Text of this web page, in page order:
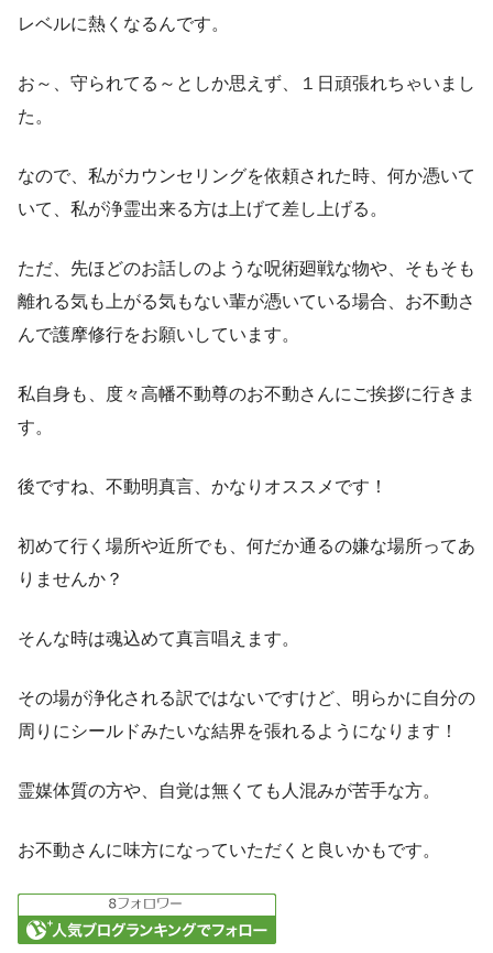
レベルに熱くなるんです。
お～、守られてる～としか思えず、１日頑張れちゃいまし
た。
なので、私がカウンセリングを依頼された時、何か憑いて
いて、私が浄霊出来る方は上げて差し上げる。
ただ、先ほどのお話しのような呪術廻戦な物や、そもそも
離れる気も上がる気もない輩が憑いている場合、お不動さ
んで護摩修行をお願いしています。
私自身も、度々高幡不動尊のお不動さんにご挨拶に行きま
す。
後ですね、不動明真言、かなりオススメです！
初めて行く場所や近所でも、何だか通るの嫌な場所ってあ
りませんか？
そんな時は魂込めて真言唱えます。
その場が浄化される訳ではないですけど、明らかに自分の
周りにシールドみたいな結界を張れるようになります！
霊媒体質の方や、自覚は無くても人混みが苦手な方。
お不動さんに味方になっていただくと良いかもです。